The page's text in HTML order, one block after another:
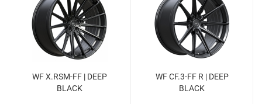
WF X.RSM-​FF | DEEP
BLACK
WF CF.3-FF R | DEEP
BLACK